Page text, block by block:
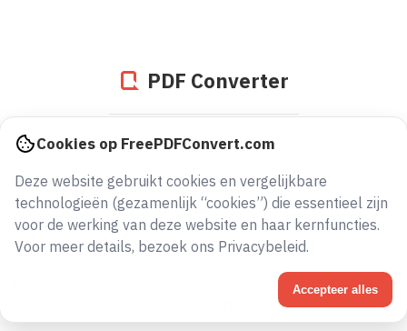
PDF Converter
946083558161
Nederlands
Cookies op FreePDFConvert.com
Deze website gebruikt cookies en vergelijkbare
technologieën (gezamenlijk “cookies”) die essentieel zijn
voor de werking van deze website en haar kernfuncties.
Voor meer details, bezoek ons Privacybeleid.
Accepteer alles